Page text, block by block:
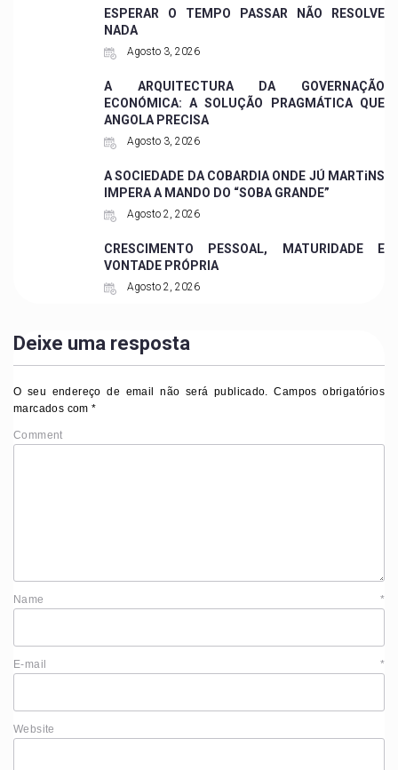
ESPERAR O TEMPO PASSAR NÃO RESOLVE
NADA
Agosto 3, 2026
A ARQUITECTURA DA GOVERNAÇÃO
ECONÓMICA: A SOLUÇÃO PRAGMÁTICA QUE
ANGOLA PRECISA
Agosto 3, 2026
A SOCIEDADE DA COBARDIA ONDE JÚ MARTiNS
IMPERA A MANDO DO “SOBA GRANDE”
Agosto 2, 2026
CRESCIMENTO PESSOAL, MATURIDADE E
VONTADE PRÓPRIA
Agosto 2, 2026
Deixe uma resposta
O seu endereço de email não será publicado. Campos obrigatórios
marcados com*
Comment
Name *
E-mail *
Website